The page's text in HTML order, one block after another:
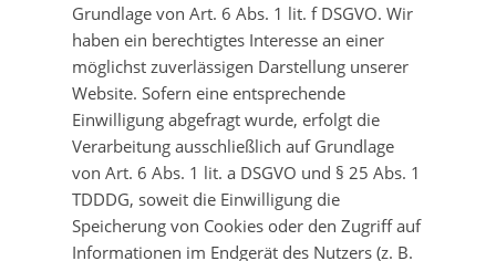
Grundlage von Art. 6 Abs. 1 lit. f DSGVO. Wir
haben ein berechtigtes Interesse an einer
möglichst zuverlässigen Darstellung unserer
Website. Sofern eine entsprechende
Einwilligung abgefragt wurde, erfolgt die
Verarbeitung ausschließlich auf Grundlage
von Art. 6 Abs. 1 lit. a DSGVO und § 25 Abs. 1
TDDDG, soweit die Einwilligung die
Speicherung von Cookies oder den Zugriff auf
Informationen im Endgerät des Nutzers (z. B.